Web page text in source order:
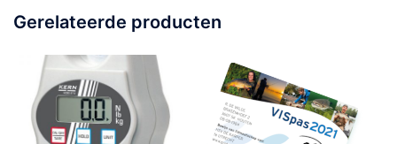
Gerelateerde producten